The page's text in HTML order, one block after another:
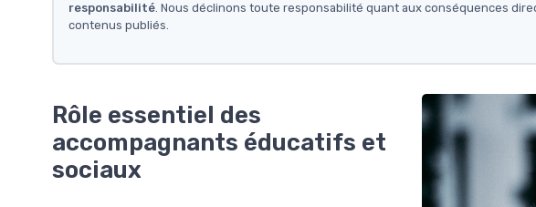
responsabilité. Nous déclinons toute responsabilité quant aux conséquences
contenus publiés.
Rôle essentiel des
accompagnants éducatifs et
sociaux